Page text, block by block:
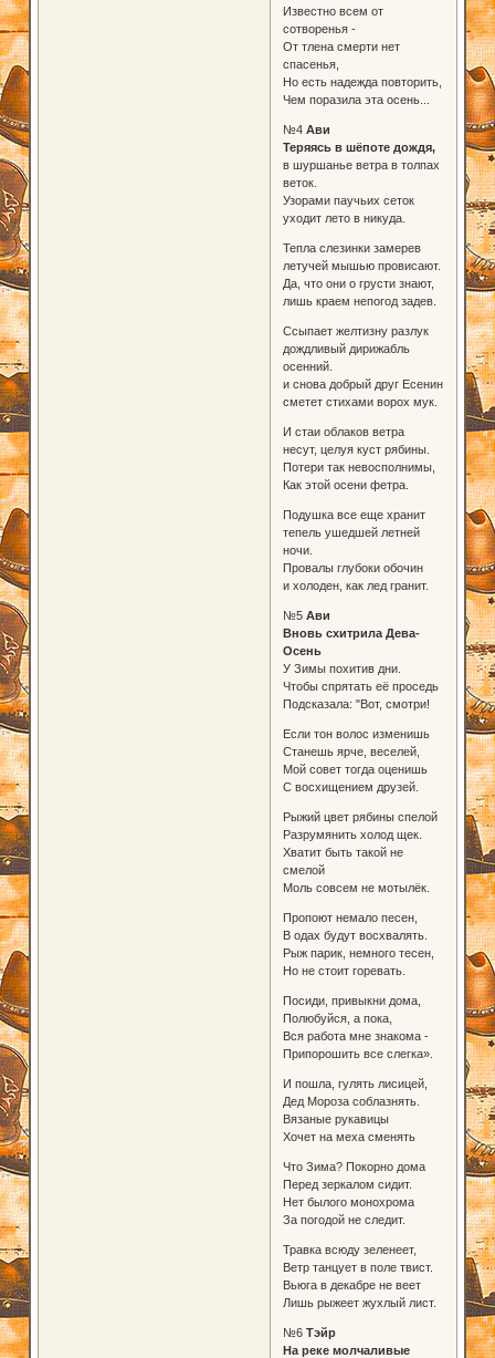
Известно всем от
сотворенья -
От тлена смерти нет
спасенья,
Но есть надежда повторить,
Чем поразила эта осень...
№4 Ави
Теряясь в шёпоте дождя,
в шуршанье ветра в толпах
веток.
Узорами паучьих сеток
уходит лето в никуда.
Тепла слезинки замерев
летучей мышью провисают.
Да, что они о грусти знают,
лишь краем непогод задев.
Ссыпает желтизну разлук
дождливый дирижабль
осенний.
и снова добрый друг Есенин
сметет стихами ворох мук.
И стаи облаков ветра
несут, целуя куст рябины.
Потери так невосполнимы,
Как этой осени фетра.
Подушка все еще хранит
тепель ушедшей летней
ночи.
Провалы глубоки обочин
и холоден, как лед гранит.
№5Ави
Вновь схитрила Дева-
Осень
У Зимы похитив дни.
Чтобы спрятать её проседь
Подсказала: "Вот, смотри!
Если тон волос изменишь
Станешь ярче, веселей,
Мой совет тогда оценишь
С восхищением друзей.
Рыжий цвет рябины спелой
Разрумянить холод щек.
Хватит быть такой не
смелой
Моль совсем не мотылёк.
Пропоют немало песен,
В одах будут восхвалять.
Рыж парик, немного тесен,
Но не стоит горевать.
Посиди, привыкни дома,
Полюбуйся, а пока,
Вся работа мне знакома -
Припорошить все слегка».
И пошла, гулять лисицей,
Дед Мороза соблазнять.
Вязаные рукавицы
Хочет на меха сменять
Что Зима? Покорно дома
Перед зеркалом сидит.
Нет былого монохрома
За погодой не следит.
Травка всюду зеленеет,
Ветр танцует в поле твист.
Вьюга в декабре не веет
Лишь рыжеет жухлый лист.
№6 Тэйр
На реке молчаливые